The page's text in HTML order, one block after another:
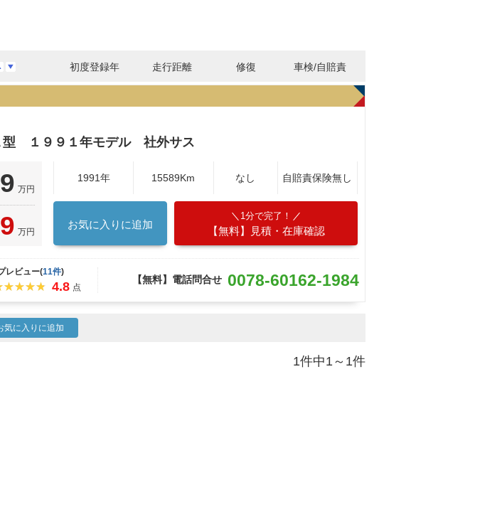
初度登録年 走行距離 修復 車検/自賠責
型 １９９１年モデル 社外サス
万円
万円
1991年 15589Km なし 自賠責保険無し
お気に入りに追加
1分で完了！
【無料】見積・在庫確認
レビュー(11件)
4.8 点
【無料】電話問合せ 0078-60162-1984
気に入りに追加
1件中1～1件